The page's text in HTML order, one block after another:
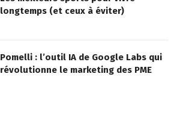
longtemps (et ceux à éviter)
Pomelli : l’outil IA de Google Labs qui
révolutionne le marketing des PME